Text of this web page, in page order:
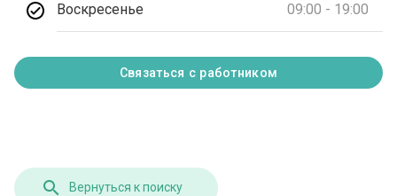
Воскресенье 09:00 - 19:00
Связаться с работником
Вернуться к поиску